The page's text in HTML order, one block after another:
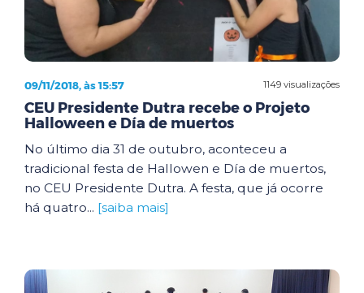
1149 visualizações
09/11/2018, às 15:57
CEU Presidente Dutra recebe o Projeto
Halloween e Día de muertos
No último dia 31 de outubro, aconteceu a
tradicional festa de Hallowen e Día de muertos,
no CEU Presidente Dutra. A festa, que já ocorre
há quatro... [saiba mais]